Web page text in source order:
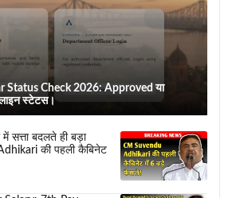
Status Check 2026: Approved या
स्टेटस।
सत्ता बदलते ही बड़ा
की पहली कैबिनेट